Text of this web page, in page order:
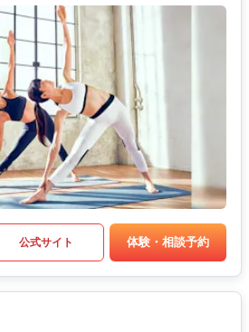
公式サイト 体験・相談予約